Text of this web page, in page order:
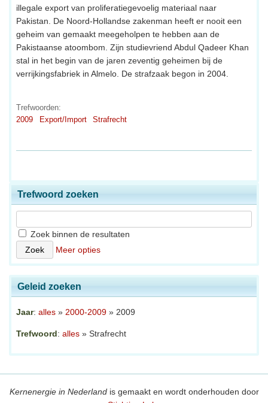
illegale export van proliferatiegevoelig materiaal naar
Pakistan. De Noord-Hollandse zakenman heeft er nooit een
geheim van gemaakt meegeholpen te hebben aan de
Pakistaanse atoombom. Zijn studievriend Abdul Qadeer Khan
stal in het begin van de jaren zeventig geheimen bij de
verrijkingsfabriek in Almelo. De strafzaak begon in 2004.
Trefwoorden:
2009
Export/Import Strafrecht
Trefwoord zoeken
Zoek binnen de resultaten
Meer opties
Geleid zoeken
Jaar: alles » 2000-2009 » 2009
Trefwoord: alles » Strafrecht
Kernenergie in Nederlandis gemaakt en wordt onderhouden door